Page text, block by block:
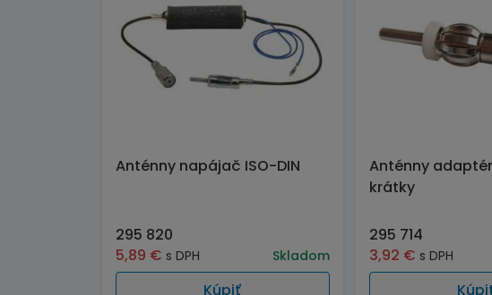
Anténny napájač ISO-DIN
295 820
5,89 € s DPH Skladom
Kúpiť
Anténny adaptér
krátky
295 714
3,92 € s DPH